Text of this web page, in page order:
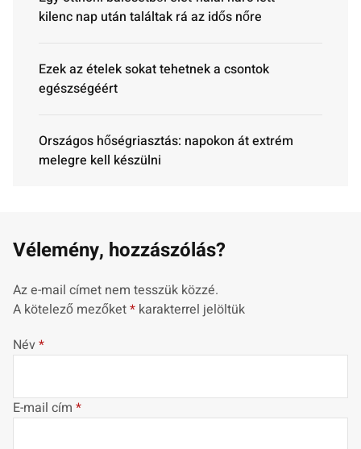
kilenc nap után találtak rá az idős nőre
Ezek az ételek sokat tehetnek a csontok
egészségéért
Országos hőségriasztás: napokon át extrém
melegre kell készülni
Vélemény, hozzászólás?
Az e-mail címet nem tesszük közzé.
A kötelező mezőket* karakterrel jelöltük
Név*
E-mail cím *